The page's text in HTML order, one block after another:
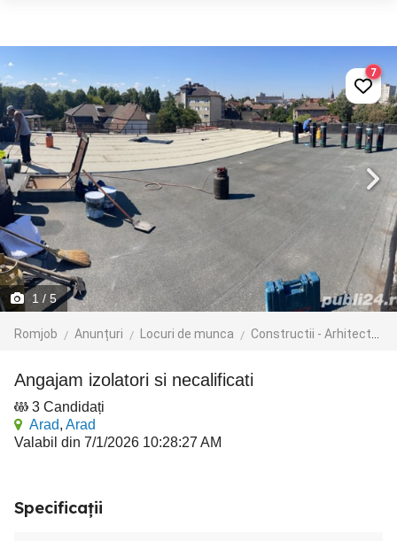
1 / 5
Romjob Anunțuri Locuri de munca Constructii - Arhitectura - Design
7
Angajam izolatori si necalificati
3 Candidați
Arad, Arad
Valabil din 7/1/2026 10:28:27 AM
Specificații